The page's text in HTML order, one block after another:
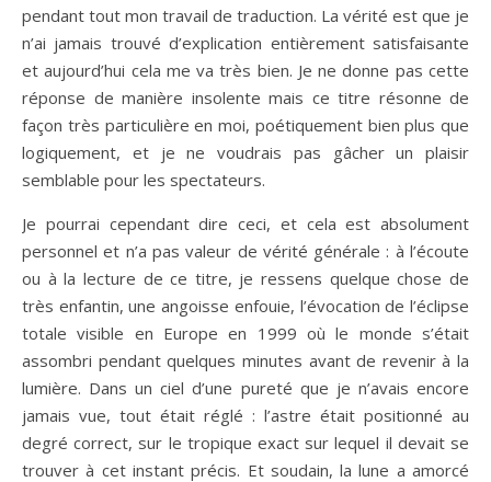
pendant tout mon travail de traduction. La vérité est que je
n’ai jamais trouvé d’explication entièrement satisfaisante
et aujourd’hui cela me va très bien. Je ne donne pas cette
réponse de manière insolente mais ce titre résonne de
façon très particulière en moi, poétiquement bien plus que
logiquement, et je ne voudrais pas gâcher un plaisir
semblable pour les spectateurs.
Je pourrai cependant dire ceci, et cela est absolument
personnel et n’a pas valeur de vérité générale : à l’écoute
ou à la lecture de ce titre, je ressens quelque chose de
très enfantin, une angoisse enfouie, l’évocation de l’éclipse
totale visible en Europe en 1999 où le monde s’était
assombri pendant quelques minutes avant de revenir à la
lumière. Dans un ciel d’une pureté que je n’avais encore
jamais vue, tout était réglé : l’astre était positionné au
degré correct, sur le tropique exact sur lequel il devait se
trouver à cet instant précis. Et soudain, la lune a amorcé